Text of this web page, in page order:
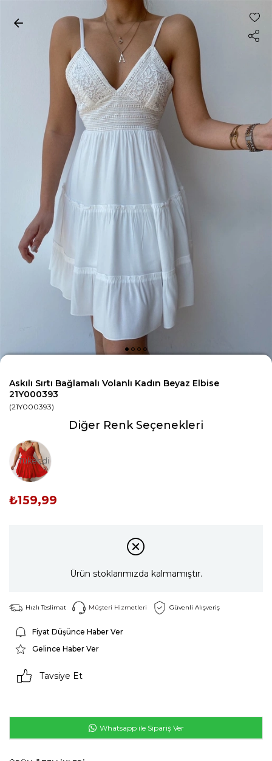
Askılı Sırtı Bağlamalı Volanlı Kadın Beyaz Elbise
21Y000393
(21Y000393)
Diğer Renk Seçenekleri
Tükendi
₺159,99
Ürün stoklarımızda kalmamıştır.
Hızlı Teslimat Müşteri Hizmetleri Güvenli Alışveriş
Fiyat Düşünce Haber Ver
Gelince Haber Ver
Tavsiye Et
Whatsapp ile Sipariş Ver